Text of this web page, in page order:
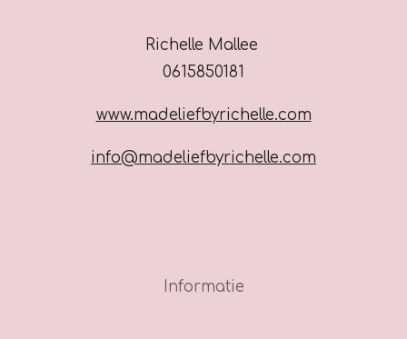
Richelle Mallee
0615850181
www.madeliefbyrichelle.com
info@madeliefbyrichelle.com
Informatie